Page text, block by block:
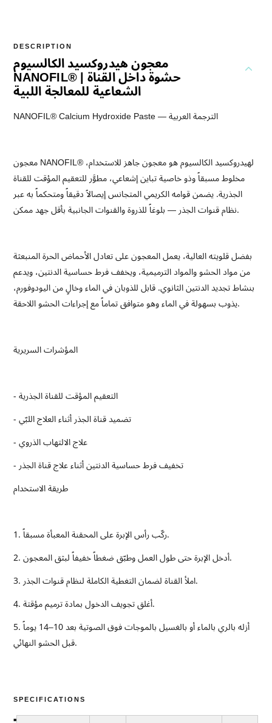
DESCRIPTION
معجون هيدروكسيد الكالسيوم
NANOFIL® | حشوة داخل القناة
الشعاعية للمعالجة اللبية
NANOFIL® Calcium Hydroxide Paste — الترجمة العربية
معجون NANOFIL® لهيدروكسيد الكالسيوم هو معجون جاهز للاستخدام،
مخلوط مسبقاً وذو خاصية تباين إشعاعي، مطوَّر للتعقيم المؤقت للقناة
الجذرية. يضمن قوامه الكريمي المتجانس إيصالاً دقيقاً ومتحكماً به عبر
نظام قنوات الجذر — بلوغاً للذروة والقنوات الجانبية بأقل جهد ممكن.
بفضل قلويته العالية، يعمل المعجون على تعادل الأحماض الحرة المنبعثة
من مواد الحشو والمواد الترميمية، ويخفف فرط حساسية الدنتين، ويدعم
بنشاط تجديد الدنتين الثانوي. قابل للذوبان في الماء وخالٍ من اليودوفورم،
يذوب بسهولة في الماء وهو متوافق تماماً مع إجراءات الحشو اللاحقة.
المؤشرات السريرية
- التعقيم المؤقت للقناة الجذرية
- تضميد قناة الجذر أثناء العلاج اللبّي
- علاج الالتهاب الذروي
- تخفيف فرط حساسية الدنتين أثناء علاج قناة الجذر
طريقة الاستخدام
1. ركّب رأس الإبرة على المحقنة المعبأة مسبقاً.
2. أدخل الإبرة حتى طول العمل وطبّق ضغطاً خفيفاً لبثق المعجون.
3. املأ القناة لضمان التغطية الكاملة لنظام قنوات الجذر.
4. أغلق تجويف الدخول بمادة ترميم مؤقتة.
5. أزله بالري بالماء أو بالغسيل بالموجات فوق الصوتية بعد 10–14 يوماً
قبل الحشو النهائي.
SPECIFICATIONS